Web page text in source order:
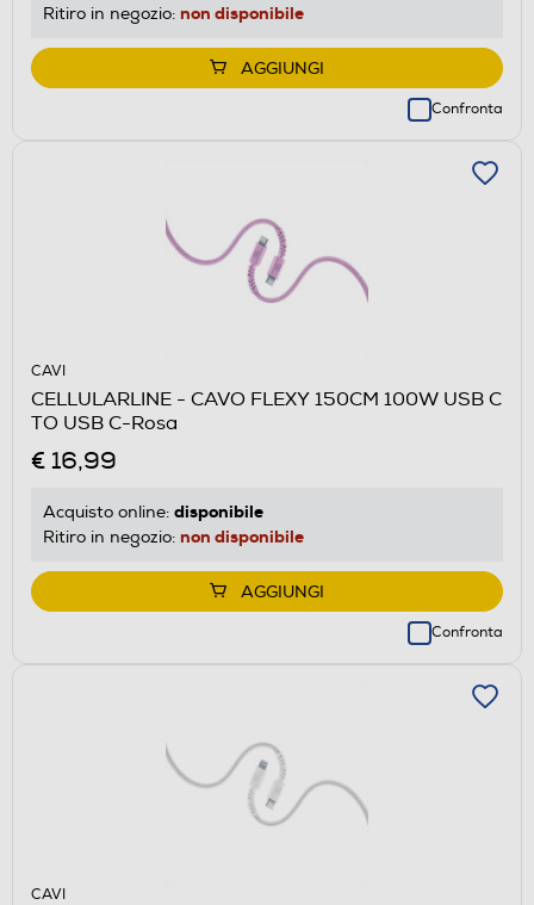
Ritiro in negozio: non disponibile
AGGIUNGI
Confronta
CAVI
CELLULARLINE - CAVO FLEXY 150CM 100W USB C
TO USB C-Rosa
€ 16,99
Acquisto online: disponibile
Ritiro in negozio: non disponibile
AGGIUNGI
Confronta
CAVI